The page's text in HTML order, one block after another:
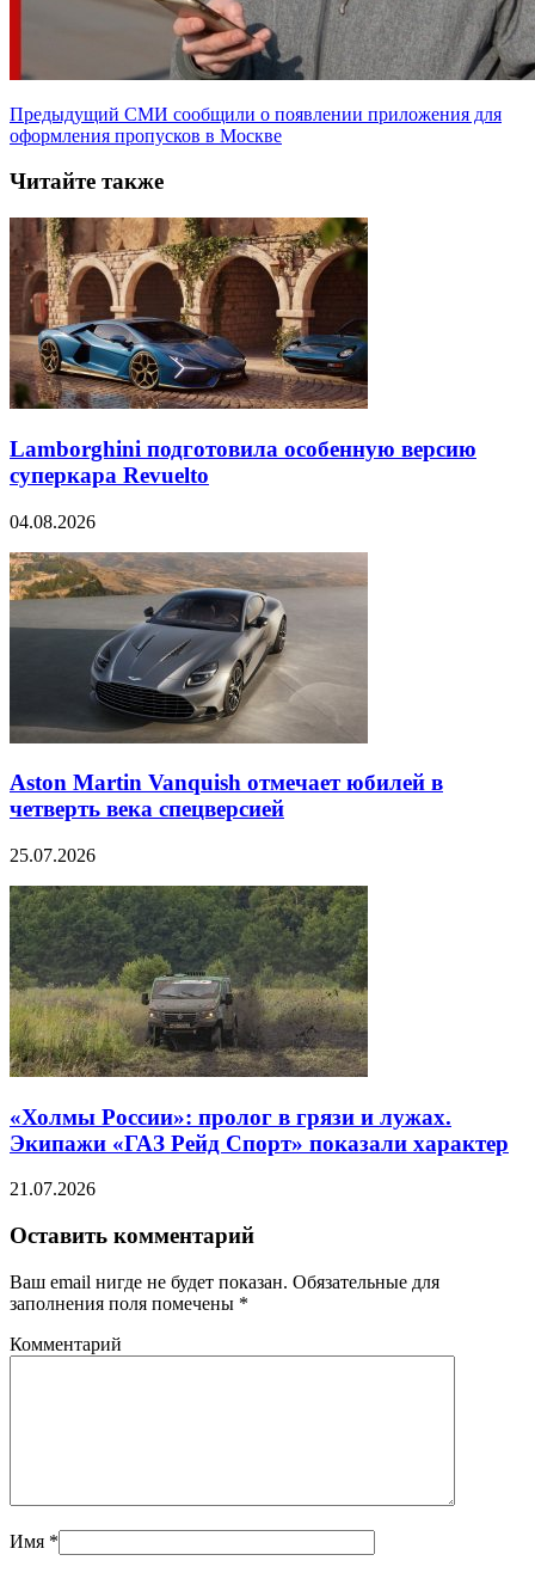
Предыдущий СМИ сообщили о появлении приложения для
оформления пропусков в Москве
Читайте также
Lamborghini подготовила особенную версию
суперкара Revuelto
04.08.2026
Aston Martin Vanquish отмечает юбилей в
четверть века спецверсией
25.07.2026
«Холмы России»: пролог в грязи и лужах.
Экипажи «ГАЗ Рейд Спорт» показали характер
21.07.2026
Оставить комментарий
Ваш email нигде не будет показан. Обязательные для
заполнения поля помечены *
Комментарий
Имя *